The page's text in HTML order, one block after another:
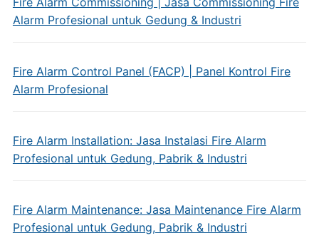
Alarm Profesional untuk Gedung & Industri
Fire Alarm Control Panel (FACP) | Panel Kontrol Fire
Alarm Profesional
Fire Alarm Installation: Jasa Instalasi Fire Alarm
Profesional untuk Gedung, Pabrik & Industri
Fire Alarm Maintenance: Jasa Maintenance Fire Alarm
Profesional untuk Gedung, Pabrik & Industri